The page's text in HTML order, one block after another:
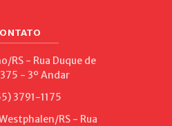
RS - Rua Duque de
- 3º Andar
3791-1175
RS - Rua